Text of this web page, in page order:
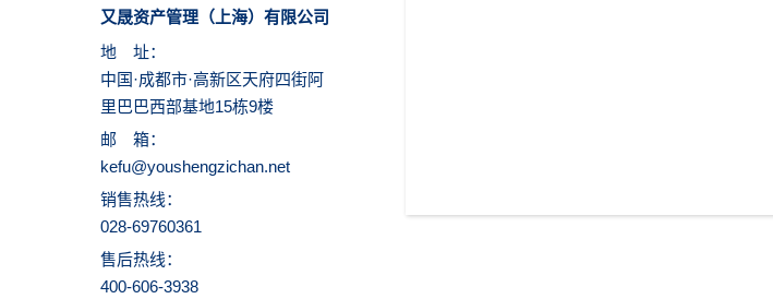
又晟资产管理（上海）有限公司
地 址：
中国·成都市·高新区天府四街阿
里巴巴西部基地15栋9楼
邮 箱：
kefu@youshengzichan.net
销售热线：
028-69760361
售后热线：
400-606-3938